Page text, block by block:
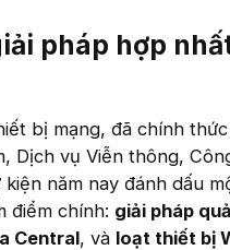
pháp hợp
bị mạng, đã chính
Dịch vụ Viễn thông,
năm nay đánh dấu
điểm chính: giải pháp
Central, và loạt thiết bị